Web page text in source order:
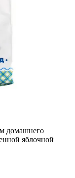
домашнего
яблочной